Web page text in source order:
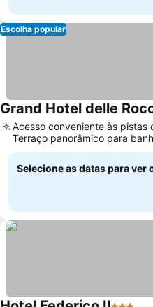
Escolha popular
Grand Hotel delle
Acesso conveniente às pistas
Terraço panorâmico para
Selecione as datas para ver